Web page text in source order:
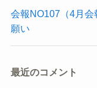
会報NO107（4月
願い
最近のコメント